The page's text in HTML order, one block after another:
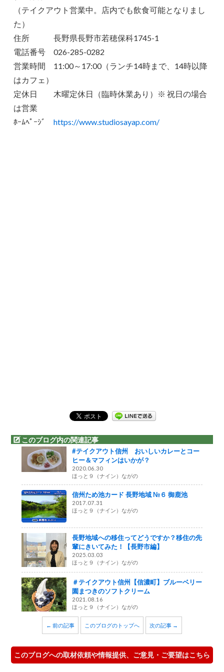
（テイクアウト営業中。店内でも飲食可能となりまし
た）
住所 長野県長野市若穂保科1745-1
電話番号 026-285-0282
営業時間 11:00～17:00（ランチ14時まで、14時以降
はカフェ）
定休日 木曜定休日（臨時休業あり）※ 祝日の場合
は営業
ﾎｰﾑﾍﾟｰｼﾞhttps://www.studiosayap.com/
このブログ内の関連記事
#テイクアウト信州 おいしいカレーとコー
ヒー＆マフィンはいかが？
2020.06.30
ほっと９（ナイン）ながの
信州ため池カード 長野地域 №６ 御鹿池
2017.07.31
ほっと９（ナイン）ながの
長野地域への移住ってどうですか？移住の先
輩にきいてみた！【長野市編】
2025.03.03
ほっと９（ナイン）ながの
＃テイクアウト信州【信濃町】ブルーベリー
園まつきのソフトクリーム
2021.08.16
ほっと９（ナイン）ながの
← 前の記事 このブログのトップへ 次の記事 →
このブログへの取材依頼や情報提供、ご意見・ご要望はこちら